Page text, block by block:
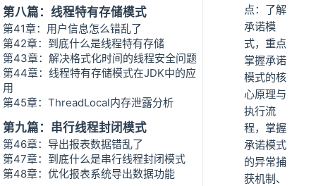
第八篇：线程特有存储模式
第41章：用户信息怎么错乱了
第42章：到底什么是线程特有存储
第43章：解决格式化时间的线程安全问题
第44章：线程特有存储模式在JDK中的应
用
第45章：ThreadLocal内存泄露分析
第九篇：串行线程封闭模式
第46章：导出报表数据错乱了
第47章：到底什么是串行线程封闭模式
第48章：优化报表系统导出数据功能
点：了解
承诺模
式，重点
掌握承诺
模式的核
心原理与
执行流
程，掌握
承诺模式
的异常捕
获机制、